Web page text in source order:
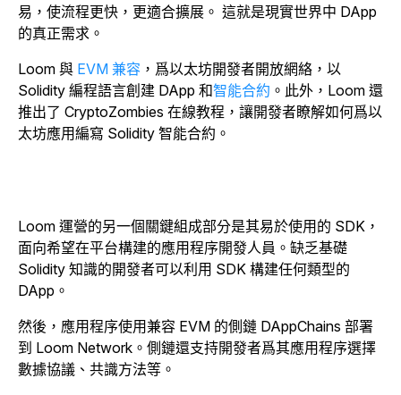
易，使流程更快，更適合擴展。 這就是現實世界中 DApp
的真正需求。
Loom 與 EVM 兼容 ，爲以太坊開發者開放網絡，以
Solidity 編程語言創建 DApp 和智能合約 。此外，Loom 還
推出了 CryptoZombies 在線教程，讓開發者瞭解如何爲以
太坊應用編寫 Solidity 智能合約。
Loom 運營的另一個關鍵組成部分是其易於使用的 SDK，
面向希望在平台構建的應用程序開發人員。缺乏基礎
Solidity 知識的開發者可以利用 SDK 構建任何類型的
DApp。
然後，應用程序使用兼容 EVM 的側鏈 DAppChains 部署
到 Loom Network。側鏈還支持開發者爲其應用程序選擇
數據協議、共識方法等。